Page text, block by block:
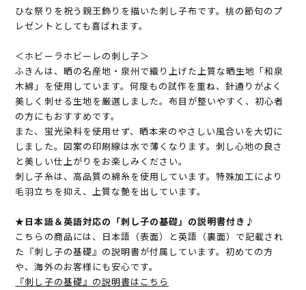
ひな祭りを祝う親王飾りを描いた刺し子布です。桃の節句のプ
レゼントとしても喜ばれます。
＜ホビーラホビーレの刺し子＞
ふきんは、晒の名産地・泉州で織り上げた上質な晒生地「和泉
木綿」を使用しています。何度もの試作を重ね、針通りがよく
美しく刺せる生地を厳選しました。布目が整いやすく、初心者
の方にもおすすめです。
また、蛍光染料を使用せず、晒本来のやさしい風合いを大切に
しました。図案の印刷線は水で薄くなります。刺し心地の良さ
と美しい仕上がりをお楽しみください。
刺し子糸は、高品質の綿糸を使用しています。特殊加工により
毛羽立ちを抑え、上質な艶を出しています。
★日本語＆英語対応の「刺し子の基礎」の説明書付き♪
こちらの商品には、日本語（表面）と英語（裏面）で記載され
た『刺し子の基礎』の説明書が付属しています。初めての方
や、海外のお客様にも安心です。
『刺し子の基礎』の説明書はこちら